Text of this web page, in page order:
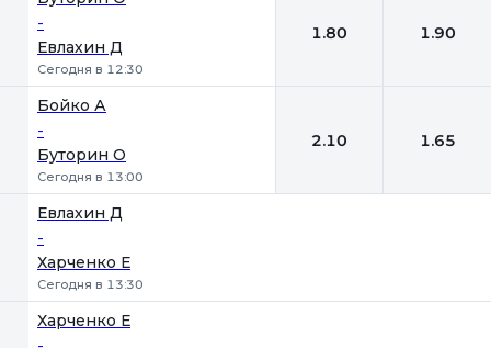
-
Евлахин Д
Сегодня в 12:30
1.80 1.90
Бойко А
-
Буторин О
Сегодня в 13:00
2.10 1.65
Евлахин Д
-
Харченко Е
Сегодня в 13:30
Харченко Е